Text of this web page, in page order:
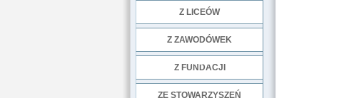
Z LICEÓW
Z ZAWODÓWEK
Z FUNDACJI
ZE STOWARZYSZEŃ